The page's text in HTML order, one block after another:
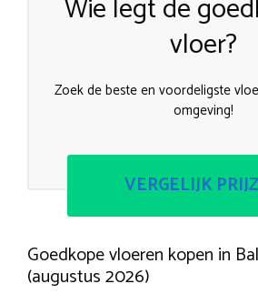
Wie legt de
vloer?
Zoek de beste en voordeligste
omgeving!
VERGELIJK
Goedkope vloeren kopen in
(augustus 2026)